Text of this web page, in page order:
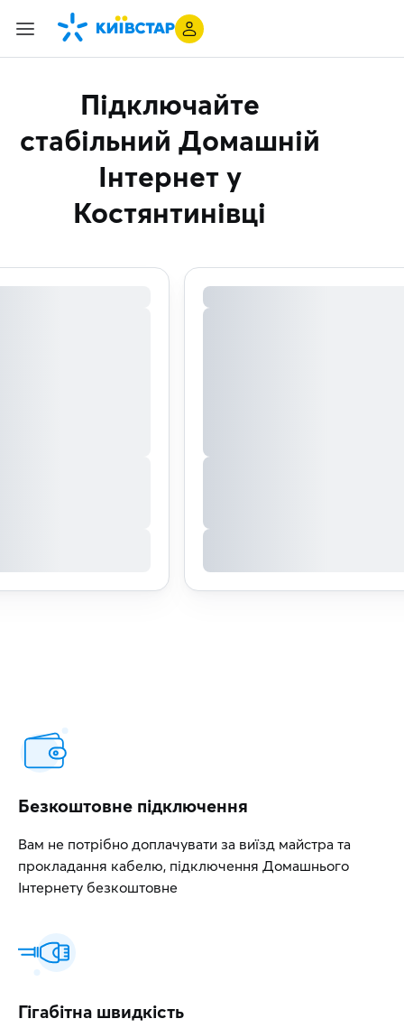
Підключайте
стабільний Домашній
Інтернет у
Костянтинівці
Безкоштовне підключення
Вам не потрібно доплачувати за виїзд майстра та
прокладання кабелю, підключення Домашнього
Інтернету безкоштовне
Гігабітна швидкість